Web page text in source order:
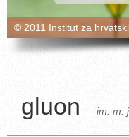
© 2011 Institut za
gluon im. m.